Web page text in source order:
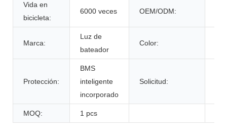
Vida en
bicicleta:
6000 veces OEM/ODM:
Marca:
Luz de
bateador
Color:
Protección:
BMS
inteligente
incorporado
Solicitud:
MOQ: 1 pcs